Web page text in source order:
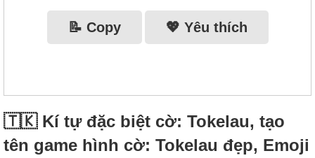
📝 Copy 💖 Yêu thích
🇹🇰 Kí tự đặc biệt cờ: Tokelau, tạo
tên game hình cờ: Tokelau đẹp, Emoji